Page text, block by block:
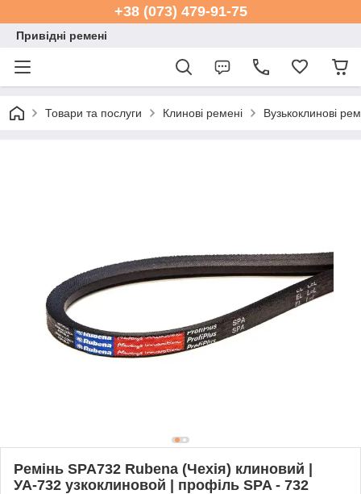
+38 (073) 479-91-75
Привідні ремені
Товари та послуги Клинові ремені Вузькоклинові
Ремінь SPA732 Rubena (Чехія) клиновий |
УА-732 узкоклиновой | профіль SPA - 732